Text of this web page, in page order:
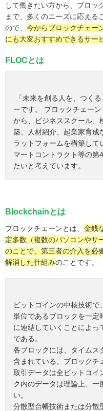
して働きたい方から、ブロッ
まで、多くのニーズに応える
ので、 今からブロックチェー
にも大変おすすめできるサー
FLOCとは
「未来を創る人を、つく
ーです。 ブロックチェー
から、ビジネススクール、
築、人材紹介、起業家育成
ラットフォームを構築して
マートコントラクト等の第
たいと考えています。
Blockchainとは
ブロックチェーンとは、 金銭
定多数（複数のパソコンやサ
のことで、第三者の介入を必
解消した仕組みのことです。
ビットコインの中核技術
単位であるブロックを一定
に連結していくことによっ
である。
各ブロックには、タイムス
含まれている。ブロックチ
取引データは全ビットコイ
ク内のデータは理論上、一
い。
分散型台帳技術または分散